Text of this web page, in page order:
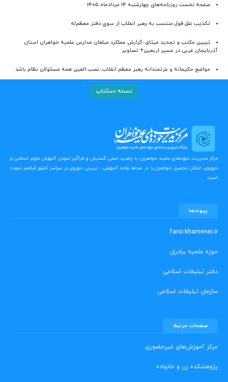
صفحه نخست روزنامه‌های چهارشنبه ۱۴ مردادماه ۱۴۰۵
تکذیب نقل قول منتسب به رهبر انقلاب از سوی دفتر معظم‌له
تبیین مکتب و تجدید میثاق؛ گزارش عملکرد مبلغان مدارس علمیه خواهران استان
آذربایجان‌ غربی در مسیر اربعین+ تصاویر
مواضع حکیمانه و عزتمندانه رهبر معظم انقلاب، نصب العین همه مسئولان نظام باشد
نسخه دسکتاپ
مرکز مدیریت حوزه‌های علمیه خواهران، با راهبرد اصلی گسترش و فراگیر نمودن آموزش علوم اسلامی و
حوزوی، امکان تحصیل خواهران را در صدها واحد آموزشی - تربیتی حوزوی در سراسر کشور فراهم نموده
است.
پیوندها
farsi.khamenei.ir
حوزه علمیه برادران
دفتر تبلیغات اسلامی
سازمان تبلیغات اسلامی
صفحات مرتبط
مرکز آموزش‌های غیرحضوری
پژوهشکده زن و خانواده